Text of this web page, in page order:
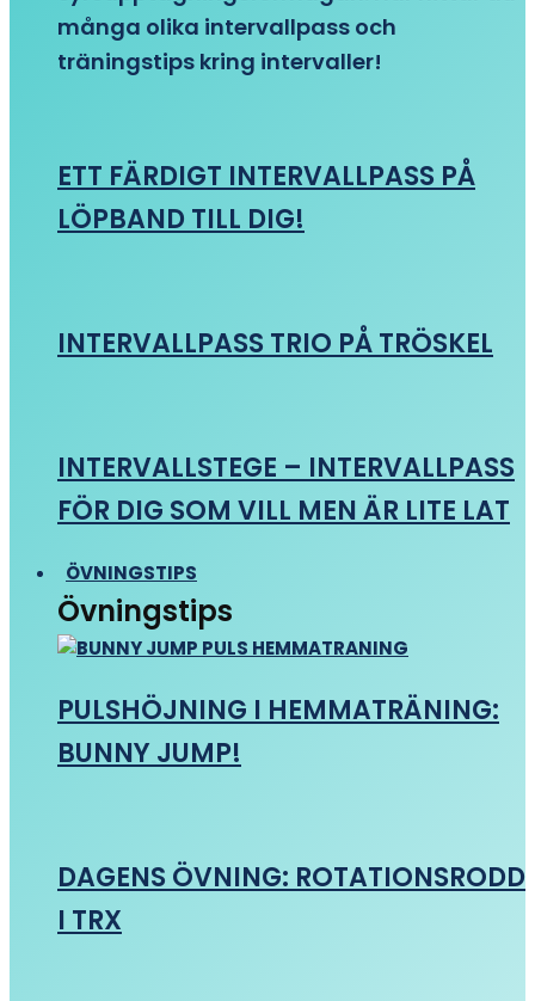
många olika intervallpass och
träningstips kring intervaller!
ETT FÄRDIGT INTERVALLPASS PÅ
LÖPBAND TILL DIG!
INTERVALLPASS TRIO PÅ TRÖSKEL
INTERVALLSTEGE – INTERVALLPASS
FÖR DIG SOM VILL MEN ÄR LITE LAT
ÖVNINGSTIPS
Övningstips
PULSHÖJNING I HEMMATRÄNING:
BUNNY JUMP!
DAGENS ÖVNING: ROTATIONSRODD
I TRX